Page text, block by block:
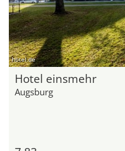
hotel.de
Hotel einsmehr
Augsburg